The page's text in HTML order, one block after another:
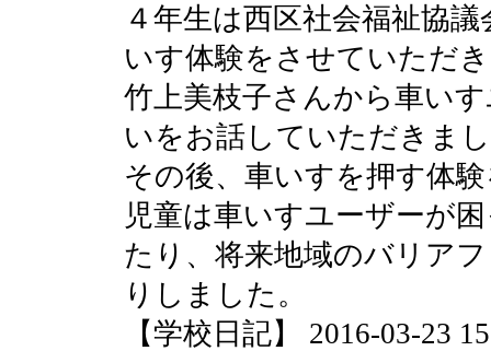
４年生は西区社会福祉協
いす体験をさせていただ
竹上美枝子さんから車い
いをお話していただきま
その後、車いすを押す体
児童は車いすユーザーが
たり、将来地域のバリア
りしました。
【学校日記】 2016-03-23